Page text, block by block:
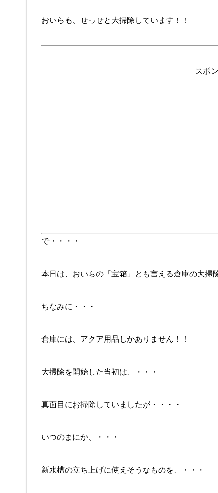
おいらも、せっせと大掃除しています！！
スポ
で・・・・
本日は、おいらの「宝箱」とも言える倉庫の大掃
ちなみに・・・
倉庫には、アクア用品しかありません！！
大掃除を開始した当初は、・・・
真面目にお掃除していましたが・・・・
いつのまにか、・・・
新水槽の立ち上げに使えそうなものを、・・・